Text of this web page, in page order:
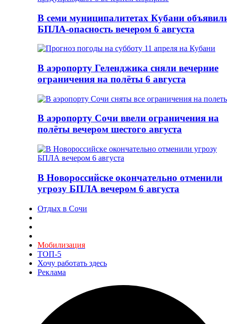
В семи муниципалитетах Кубани
БПЛА-опасность вечером 6 августа
В аэропорту Геленджика сняли вечерние
ограничения на полёты 6 августа
В аэропорту Сочи ввели ограничения на
полёты вечером шестого августа
В Новороссийске окончательно отменили
угрозу БПЛА вечером 6 августа
Отдых в Сочи
Мобилизация
ТОП-5
Хочу работать здесь
Реклама